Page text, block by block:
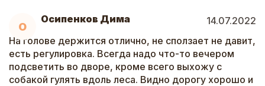
О
Осипенков Дима
14.07.2022
На голове держится отлично, не сползает не давит,
есть регулировка. Всегда надо что-то вечером
подсветить во дворе, кроме всего выхожу с
собакой гулять вдоль леса. Видно дорогу хорошо и